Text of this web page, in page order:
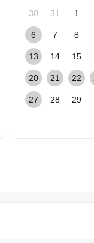
30 31 1
6 7 8
13 14 15
20 21 22
27 28 29